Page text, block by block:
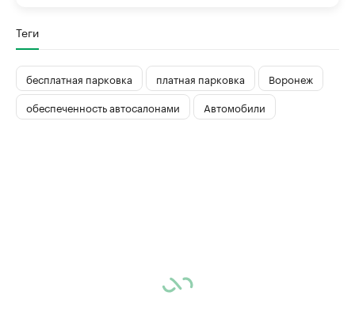
Теги
бесплатная парковка платная парковка
Воронеж
обеспеченность автосалонами
Автомобили